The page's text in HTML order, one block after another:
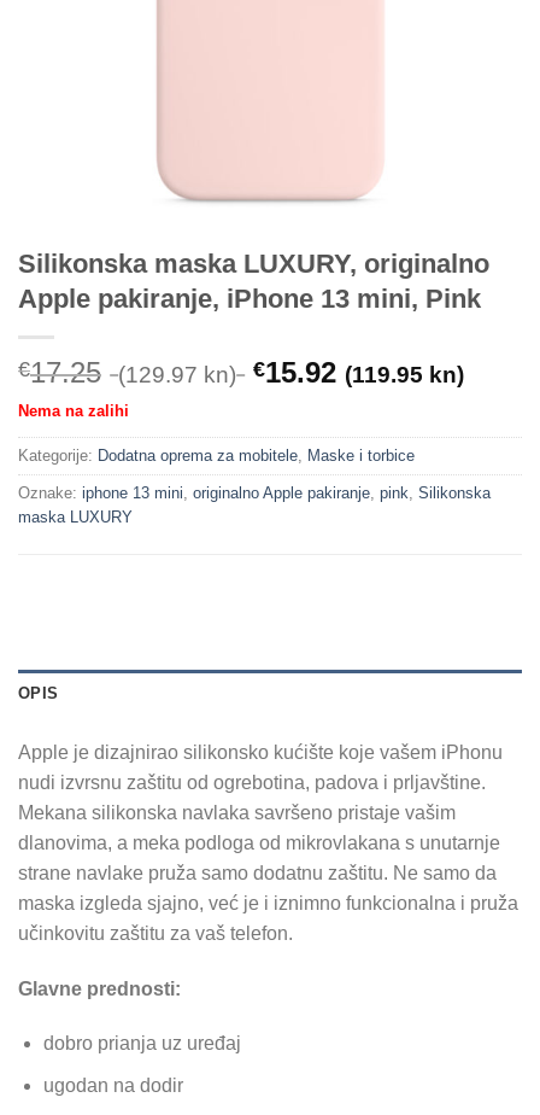
Silikonska maska LUXURY, originalno
Apple pakiranje, iPhone 13 mini, Pink
€17.25 (129.97 kn) €15.92 (119.95 kn)
Nema na zalihi
Kategorije: Dodatna oprema za mobitele Maske i torbice
Oznake: iphone 13 mini originalno Apple pakiranje pink Silikonska
maska LUXURY
OPIS
Apple je dizajnirao silikonsko kućište koje vašem iPhonu
nudi izvrsnu zaštitu od ogrebotina, padova i prljavštine.
Mekana silikonska navlaka savršeno pristaje vašim
dlanovima, a meka podloga od mikrovlakana s unutarnje
strane navlake pruža samo dodatnu zaštitu. Ne samo da
maska ​​izgleda sjajno, već je i iznimno funkcionalna i pruža
učinkovitu zaštitu za vaš telefon.
Glavne prednosti:
dobro prianja uz uređaj
ugodan na dodir